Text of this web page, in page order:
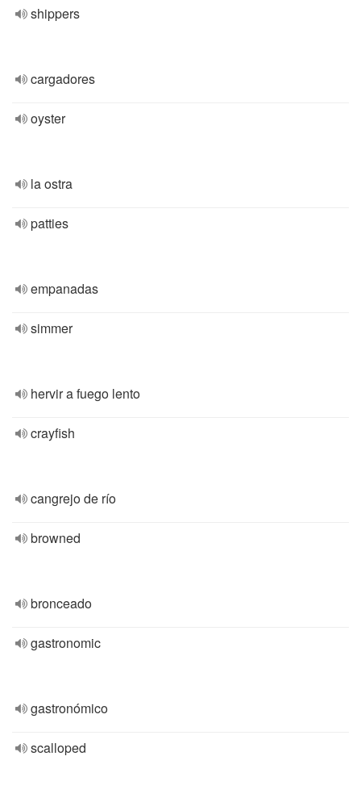
shippers
cargadores
oyster
la ostra
patties
empanadas
simmer
hervir a fuego lento
crayfish
cangrejo de río
browned
bronceado
gastronomic
gastronómico
scalloped